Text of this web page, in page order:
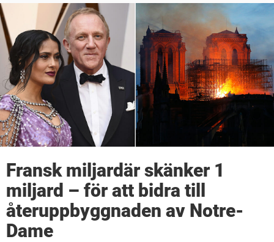
Fransk miljardär skänker 1
miljard – för att bidra till
återuppbyggnaden av Notre-
Dame